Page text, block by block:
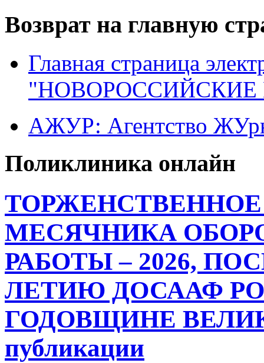
Возврат на главную
Главная страница
"НОВОРОССИЙСКИЕ
АЖУР: Агентство
Поликлиника онлайн
МЕСЯЧНИКА
РАБОТЫ – 2026,
ЛЕТИЮ ДОСААФ
ГОДОВЩИНЕ
публикации